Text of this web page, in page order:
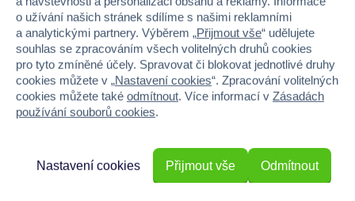
Značka Mattel
Licence Scrabble
Věk od 6
Pohlaví
o užívání našich stránek sdílíme s našimi reklamními
a analytickými partnery. Výběrem „Přijmout vše“ udělujete
souhlas se zpracováním všech volitelných druhů cookies
pro tyto zmíněné účely. Spravovat či blokovat jednotlivé druhy
cookies můžete v „Nastavení cookies“. Zpracování volitelných
cookies můžete také odmítnout. Více informací v Zásadách
používání souborů cookies.
Odmítnout
Nastavení cookies Přijmout vše